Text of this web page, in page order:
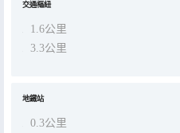
交通樞紐
1.6公里
3.3公里
地鐵站
0.3公里